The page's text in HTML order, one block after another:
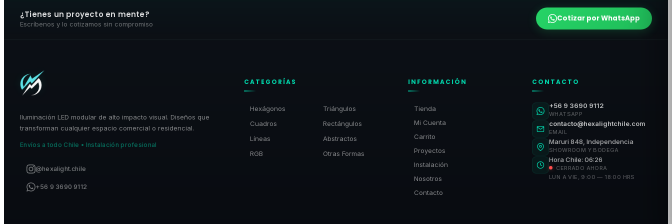
¿Tienes un proyecto en mente?
Escríbenos y lo cotizamos sin compromiso
Cotizar por WhatsApp
Iluminación LED modular de alto impacto visual. Diseños que
transforman cualquier espacio comercial o residencial.
Envíos a todo Chile • Instalación profesional
@hexalight.chile
+56 9 3690 9112
CATEGORÍAS
Hexágonos
Triángulos
Cuadros
Rectángulos
Líneas
Abstractos
RGB
Otras Formas
INFORMACIÓN
Tienda
Mi Cuenta
Carrito
Proyectos
Instalación
Nosotros
Contacto
CONTACTO
+56 9 3690 9112
WHATSAPP
contacto@hexalightchile.com
EMAIL
Maruri 848, Independencia
SHOWROOM Y BODEGA
Hora Chile: 06:26
CERRADO AHORA
LUN A VIE, 9:00 — 18:00 HRS